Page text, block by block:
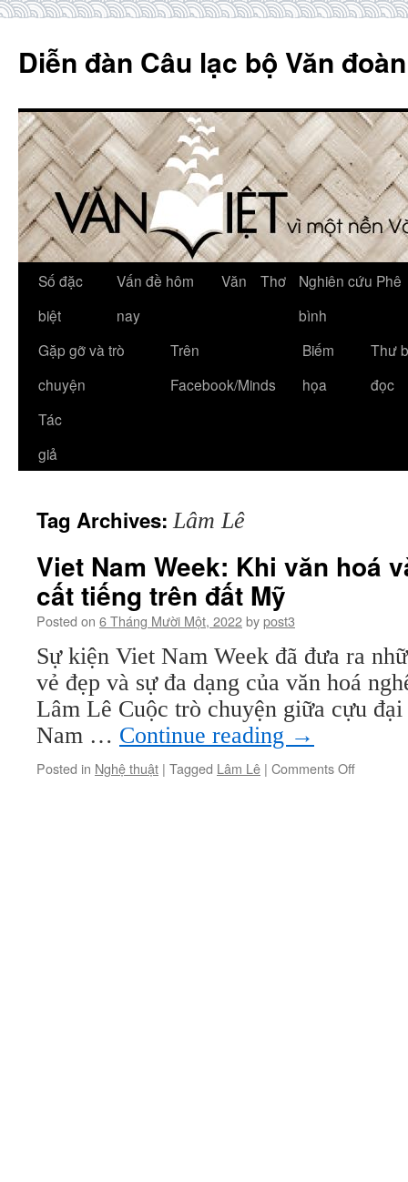
content
Diễn đàn Câu lạc bộ Văn
Số đặc
biệt
Vấn đề hôm
nay
Văn Thơ
Nghiên cứu Phê
bình
Gặp gỡ và trò
chuyện
Trên
Facebook/Minds
Biếm
họa
Thư
đọc
Tác
giả
Tag Archives:Lâm Lê
Viet Nam Week: Khi văn hoá
cất tiếng trên đất Mỹ
Posted on 6 Tháng Mười Một, 2022bypost3
Sự kiện Viet Nam Week đã đưa ra
vẻ đẹp và sự đa dạng của văn hoá
Lâm Lê Cuộc trò chuyện giữa cựu
Nam … Continue reading →
Posted in Nghệ thuật | Tagged Lâm Lê | Comments Offon